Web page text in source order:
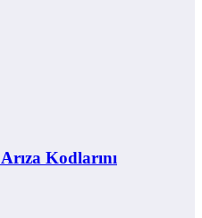
Kodlarını